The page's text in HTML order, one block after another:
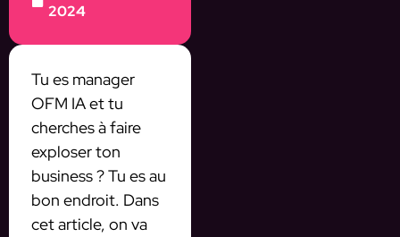
2024
Tu es manager
OFM IA et tu
cherches à faire
exploser ton
business ? Tu es au
bon endroit. Dans
cet article, on va